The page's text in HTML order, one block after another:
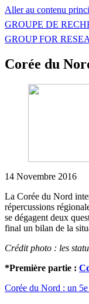
Aller au contenu
GROUPE DE
GROUP FOR
Corée du
14 Novembre 2016
La Corée du Nord
répercussions
se dégagent deux
final un bilan de la
Crédit photo : les
*Première partie :
Corée du Nord : un